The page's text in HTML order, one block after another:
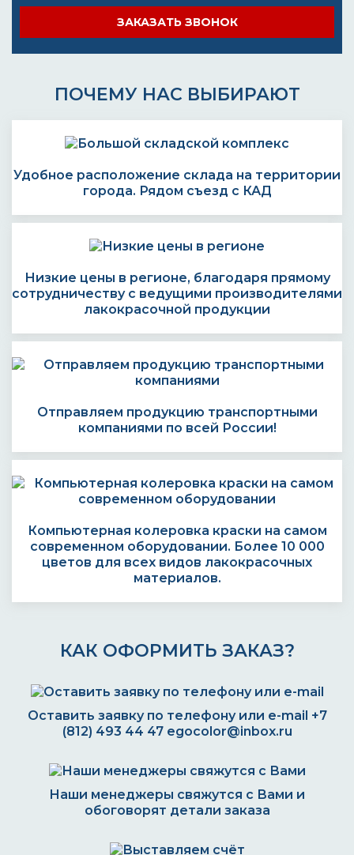
ЗАКАЗАТЬ ЗВОНОК
ПОЧЕМУ НАС ВЫБИРАЮТ
Удобное расположение склада на территории
города. Рядом съезд с КАД
Низкие цены в регионе, благодаря прямому
сотрудничеству с ведущими производителями
лакокрасочной продукции
Отправляем продукцию транспортными
компаниями по всей России!
Компьютерная колеровка краски на самом
современном оборудовании. Более 10 000
цветов для всех видов лакокрасочных
материалов.
КАК ОФОРМИТЬ ЗАКАЗ?
Оставить заявку по телефону или e-mail +7
(812) 493 44 47 egocolor@inbox.ru
Наши менеджеры свяжутся с Вами и
обоговорят детали заказа